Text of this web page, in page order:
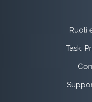
Ruoli
Task,